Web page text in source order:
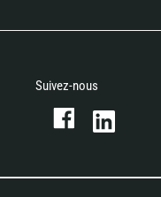
Suivez-nous